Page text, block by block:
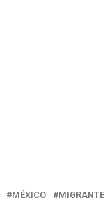
MÉXICO MIGRANTE